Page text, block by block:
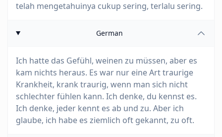
telah mengetahuinya cukup sering, terlalu sering.
German
Ich hatte das Gefühl, weinen zu müssen, aber es
kam nichts heraus. Es war nur eine Art traurige
Krankheit, krank traurig, wenn man sich nicht
schlechter fühlen kann. Ich denke, du kennst es.
Ich denke, jeder kennt es ab und zu. Aber ich
glaube, ich habe es ziemlich oft gekannt, zu oft.